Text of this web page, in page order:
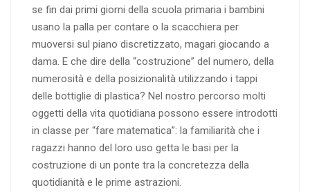
se fin dai primi giorni della scuola primaria i bambini
usano la palla per contare o la scacchiera per
muoversi sul piano discretizzato, magari giocando a
dama. E che dire della “costruzione” del numero, della
numerosità e della posizionalità utilizzando i tappi
delle bottiglie di plastica? Nel nostro percorso molti
oggetti della vita quotidiana possono essere introdotti
in classe per “fare matematica”: la familiarità che i
ragazzi hanno del loro uso getta le basi per la
costruzione di un ponte tra la concretezza della
quotidianità e le prime astrazioni.